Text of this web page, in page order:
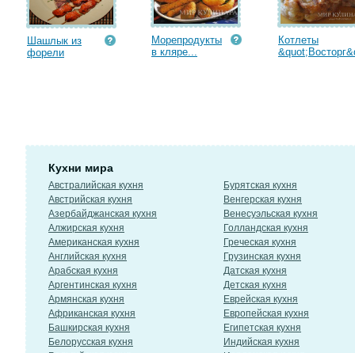
Шашлык из
форели
Морепродукты
в кляре...
Котлеты
Кухни мира
Австралийская кухня
Австрийская кухня
Азербайджанская кухня
Алжирская кухня
Американская кухня
Английская кухня
Арабская кухня
Аргентинская кухня
Армянская кухня
Африканская кухня
Башкирская кухня
Белорусская кухня
Бурятская кухня
Венгерская кухня
Венесуэльская кухня
Голландская кухня
Греческая кухня
Грузинская кухня
Датская кухня
Детская кухня
Еврейская кухня
Европейская кухня
Египетская кухня
Индийская кухня